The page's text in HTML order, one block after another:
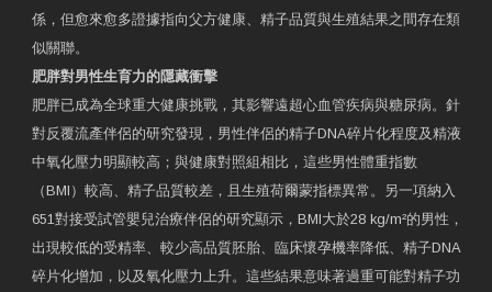
係，但愈來愈多證據指向父方健康、精子品質與生殖結果之間存在類
似關聯。
肥胖對男性生育力的隱藏衝擊
肥胖已成為全球重大健康挑戰，其影響遠超心血管疾病與糖尿病。針
對反覆流產伴侶的研究發現，男性伴侶的精子DNA碎片化程度及精液
中氧化壓力明顯較高；與健康對照組相比，這些男性體重指數
（BMI）較高、精子品質較差，且生殖荷爾蒙指標異常。另一項納入
651對接受試管嬰兒治療伴侶的研究顯示，BMI大於28 kg/m²的男性，
出現較低的受精率、較少高品質胚胎、臨床懷孕機率降低、精子DNA
碎片化增加，以及氧化壓力上升。這些結果意味著過重可能對精子功